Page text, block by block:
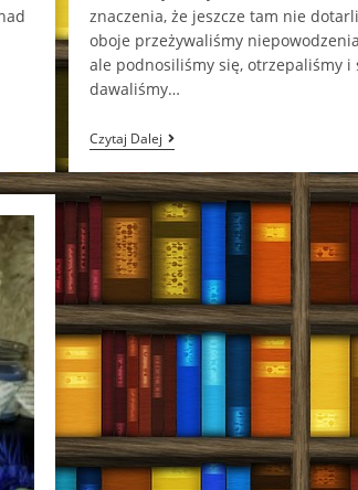
znaczenia, że jeszcze tam nie
oboje przeżywaliśmy
ale podnosiliśmy się, otrzepaliśmy i
dawaliśmy…
Czytaj Dalej Piękne
Zapomnienie
Jamie
McGuire